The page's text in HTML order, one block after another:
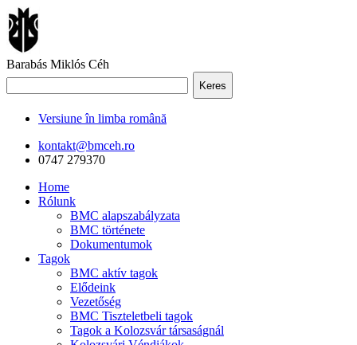
Barabás Miklós Céh
Keres
Versiune în limba română
kontakt@bmceh.ro
0747 279370
Home
Rólunk
BMC alapszabályzata
BMC története
Dokumentumok
Tagok
BMC aktív tagok
Elődeink
Vezetőség
BMC Tiszteletbeli tagok
Tagok a Kolozsvár társaságnál